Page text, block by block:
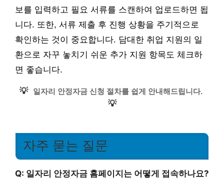
보를 입력하고 필요 서류를 스캔하여 업로드하면 됩
니다. 또한, 서류 제출 후 진행 상황을 주기적으로
확인하는 것이 중요합니다. 담대한 취업 지원의 일
환으로 자꾸 놓치기 쉬운 추가 지원 항목도 체크하
면 좋습니다.
💡 일자리 안정자금 신청 절차를 쉽게 안내해드립니다.
💡
자주 묻는 질문
Q: 일자리 안정자금 홈페이지는 어떻게 접속하나요?